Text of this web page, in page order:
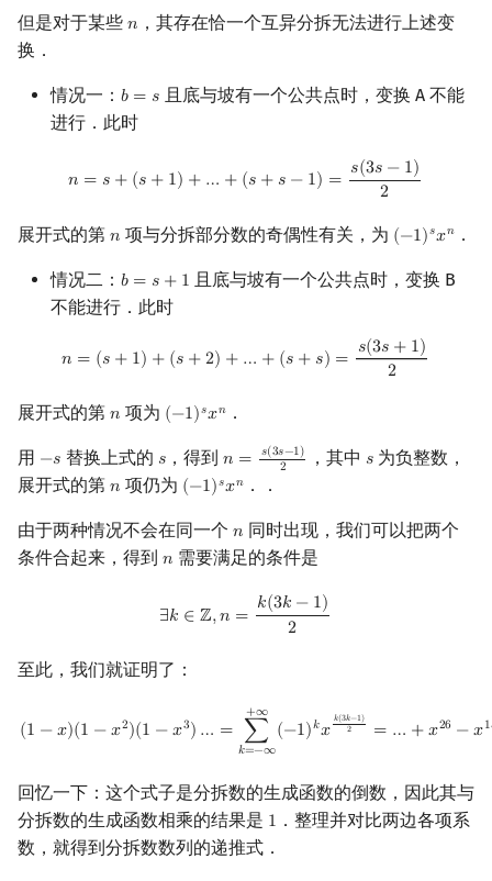
但是对于某些 𝑛
n ，其存在恰一个互异分拆无法进行上述变
换．
情况一： 𝑏 = 𝑠
b =s
且底与坡有一个公共点时，变换 A 不能
进行．此时
𝑛 = 𝑠 + (𝑠 + 1) + … + (𝑠 + 𝑠 − 1) = 𝑠(3𝑠 − 1)
2
n +(s s 3 s 2
展开式的第 𝑛
n 项与分拆部分数的奇偶性有关，为 (−1)𝑠𝑥𝑛
(−1)sxn ．
情况二： 𝑏 = 𝑠 + 1
b =s +1
且底与坡有一个公共点时，变换 B
不能进行．此时
𝑛 = (𝑠 + 1) + (𝑠 +2) + … + (𝑠 + 𝑠) = 𝑠(3𝑠 + 1)
2
n = 1 +2 s s 2
展开式的第 𝑛
n 项为 (−1)𝑠𝑥𝑛
(−1)sxn ．
用 −𝑠
−s 替换上式的 𝑠
s ，得到𝑛 = 𝑠(3𝑠−1)
2
n =s( 3s−1)2 ，其中 𝑠
s 为负整数，
展开式的第 𝑛
n 项仍为 (−1)𝑠𝑥𝑛
(−1)sxn ．．
由于两种情况不会在同一个 𝑛
n 同时出现，我们可以把两个
条件合起来，得到 𝑛
n 需要满足的条件是
∃𝑘 ∈ ℤ,𝑛 = 𝑘(3𝑘 − 1)
2
k∈ (3k−1 )2
至此，我们就证明了：
(1 −𝑥)(1 −𝑥2)(1 −𝑥3) … =
+∞
∑
𝑘=−∞
(−1)𝑘𝑥
𝑘(3𝑘−1)
2
= … +𝑥26 −𝑥1
x3 = −1)k − 2=…+ x7 +
回忆一下：这个式子是分拆数的生成函数的倒数，因此其与
分拆数的生成函数相乘的结果是 1
1 ．整理并对比两边各项系
数，就得到分拆数数列的递推式．